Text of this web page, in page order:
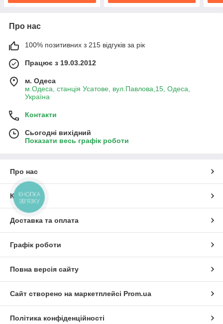
Про нас
100% позитивних з 215 відгуків за рік
Працює з 19.03.2012
м. Одеса
м.Одеса, станція Усатове, вул.Павлова,15, Одеса,
Україна
Контакти
Сьогодні вихідний
Показати весь графік роботи
Про нас
Контакти
Доставка та оплата
Графік роботи
Повна версія сайту
Сайт створено на маркетплейсі Prom.ua
Політика конфіденційності
КНОПКА
ЗВ'ЯЗКУ